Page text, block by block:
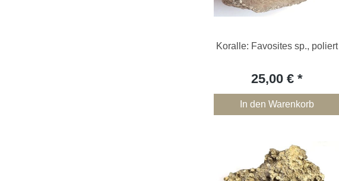
Koralle: Favosites sp., poliert
25,00 €
In den Warenkorb